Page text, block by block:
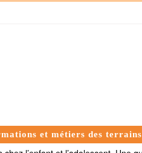
et métiers des terrains